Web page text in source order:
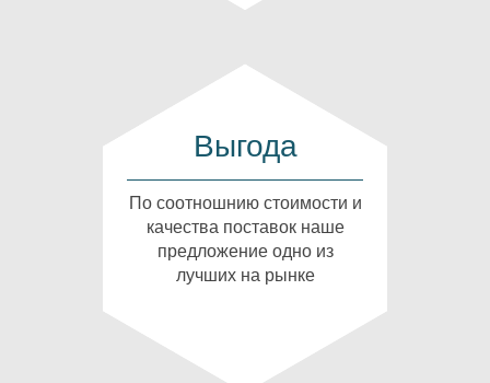
Выгода
По соотношнию стоимости и
качества поставок наше
предложение одно из
лучших на рынке